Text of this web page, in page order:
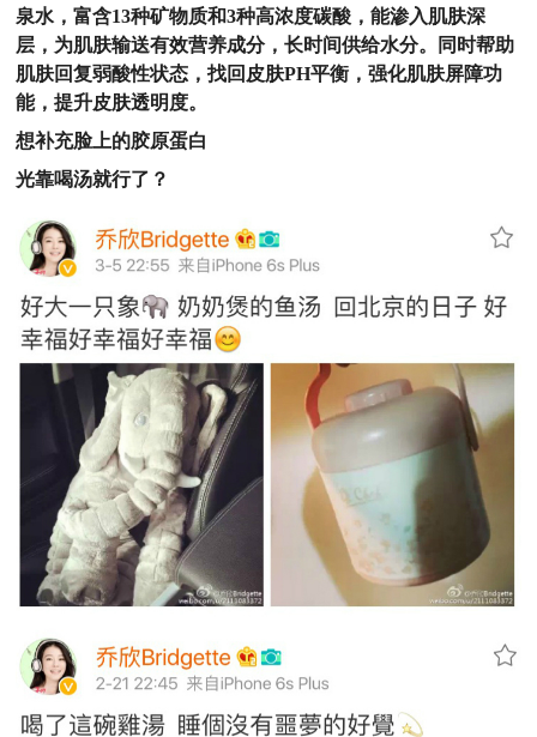
泉水，富含13种矿物质和3种高浓度碳酸，能渗入肌肤深
层，为肌肤输送有效营养成分，长时间供给水分。同时帮助
肌肤回复弱酸性状态，找回皮肤PH平衡，强化肌肤屏障功
能，提升皮肤透明度。
想补充脸上的胶原蛋白
光靠喝汤就行了？